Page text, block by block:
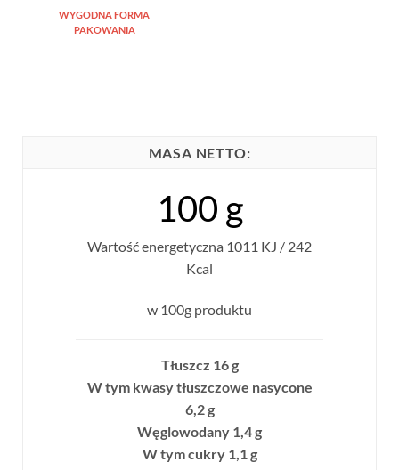
WYGODNA FORMA
PAKOWANIA
MASA NETTO:
100 g
Wartość energetyczna 1011 KJ / 242
Kcal
w 100g produktu
Tłuszcz 16 g
W tym kwasy tłuszczowe nasycone
6,2 g
Węglowodany 1,4 g
W tym cukry 1,1 g